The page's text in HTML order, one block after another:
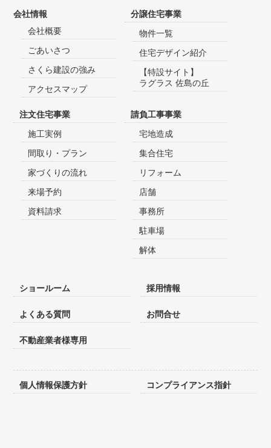
会社情報
会社概要
ごあいさつ
さくら建設の強み
アクセスマップ
分譲住宅事業
物件一覧
住宅デザイン紹介
【特設サイト】
ラグラス 佐島の丘
注文住宅事業
施工実例
間取り・プラン
家づくりの流れ
来場予約
資料請求
請負工事事業
宅地造成
集合住宅
リフォーム
店舗
事務所
駐車場
解体
ショールーム 採用情報
よくある質問 お問合せ
不動産業者様専用
個人情報保護方針 コンプライアンス指針